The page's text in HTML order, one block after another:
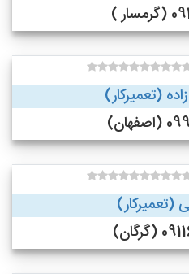
)
(تعمیرکار)